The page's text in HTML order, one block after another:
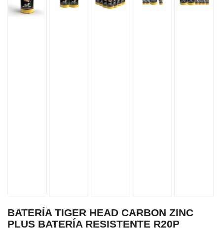
BATERÍA TIGER HEAD CARBON ZINC
PLUS BATERÍA RESISTENTE R20P